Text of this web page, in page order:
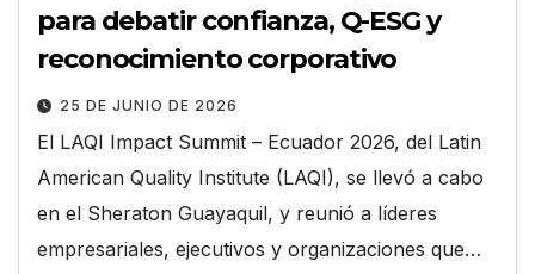
para debatir confianza, Q-ESG y
reconocimiento corporativo
25 DE JUNIO DE 2026
El LAQI Impact Summit – Ecuador 2026, del Latin
American Quality Institute (LAQI), se llevó a cabo
en el Sheraton Guayaquil, y reunió a líderes
empresariales, ejecutivos y organizaciones que…